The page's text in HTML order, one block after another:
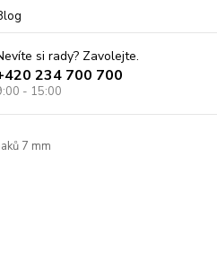
si rady? Zavolejte.
234 700 700
- 15:00
7 mm